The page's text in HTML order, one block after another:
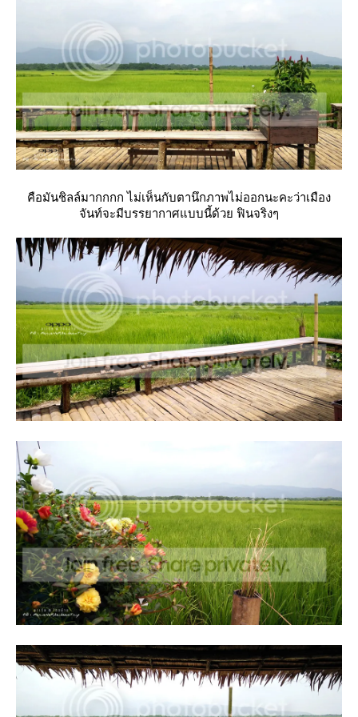
คือมันชิลล์มากกกก ไม่เห็นกับตานึกภาพไม่ออกนะคะว่าเมือง
จันท์จะมีบรรยากาศแบบนี้ด้วย ฟินจริงๆ